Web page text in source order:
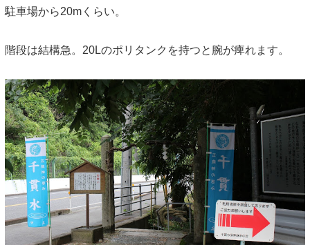
駐車場から20mくらい。
階段は結構急。20Lのポリタンクを持つと腕が痺れます。